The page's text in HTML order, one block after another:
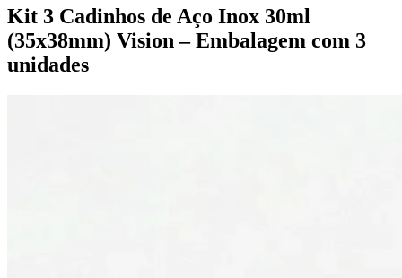
Kit 3 Cadinhos de Aço Inox 30ml
(35x38mm) Vision – Embalagem com 3
unidades